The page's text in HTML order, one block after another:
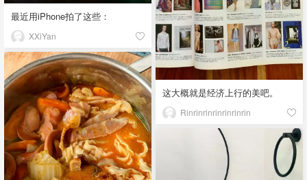
最近用iPhone拍了这些：
XXiYan
这大概就是经济上行的美吧。
Rinrinrinrinrinrinrin